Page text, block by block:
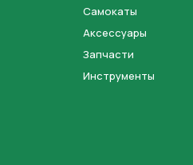
Самокаты
Аксессуары
Запчасти
Инструменты
Отправить
вы даетесогласие на
с политикой